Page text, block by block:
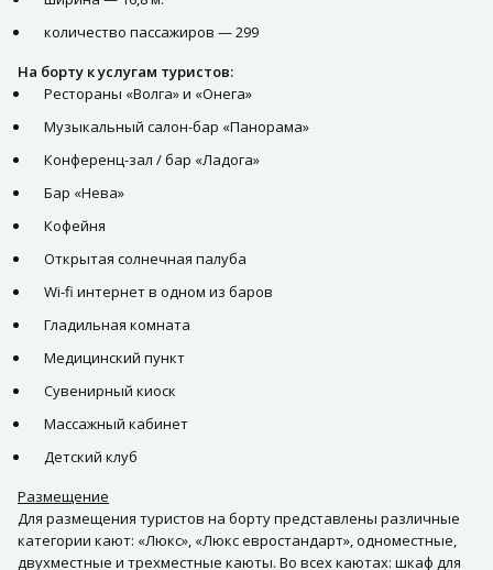
количество пассажиров — 299
На борту к услугам туристов:
Рестораны «Волга» и «Онега»
Музыкальный салон-бар «Панорама»
Конференц-зал / бар «Ладога»
Бар «Нева»
Кофейня
Открытая солнечная палуба
Wi-fi интернет в одном из баров
Гладильная комната
Медицинский пункт
Сувенирный киоск
Массажный кабинет
Детский клуб
Размещение
Для размещения туристов на борту представлены различные
категории кают: «Люкс», «Люкс евростандарт», одноместные,
двухместные и трехместные каюты. Во всех каютах: шкаф для